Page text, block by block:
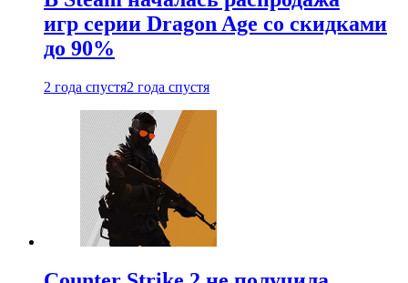
игр серии Dragon Age со скидками
до 90%
2 года спустя2 года спустя